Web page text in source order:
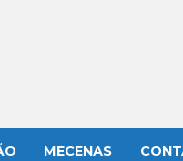
MECENAS